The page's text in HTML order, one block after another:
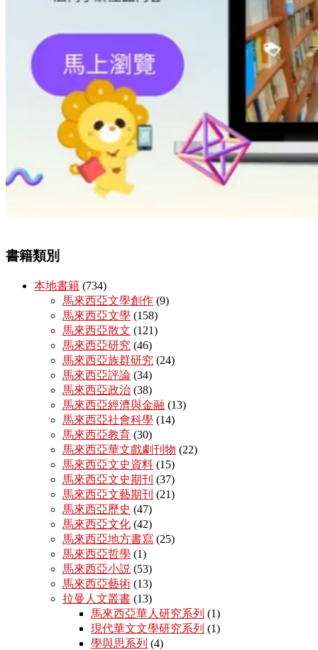
書籍類別
本地書籍 (734)
馬來西亞文學創作 (9)
馬來西亞文學 (158)
馬來西亞散文 (121)
馬來西亞研究 (46)
馬來西亞族群研究 (24)
馬來西亞評論 (34)
馬來西亞政治 (38)
馬來西亞經濟與金融 (13)
馬來西亞社會科學 (14)
馬來西亞教育 (30)
馬來西亞華文戲劇刊物 (22)
馬來西亞文史資料 (15)
馬來西亞文史期刊 (37)
馬來西亞文藝期刊 (21)
馬來西亞歷史 (47)
馬來西亞文化 (42)
馬來西亞地方書寫 (25)
馬來西亞哲學 (1)
馬來西亞小説 (53)
馬來西亞藝術 (13)
拉曼人文叢書 (13)
馬來西亞華人研究系列 (1)
現代華文文學研究系列 (1)
學與思系列 (4)